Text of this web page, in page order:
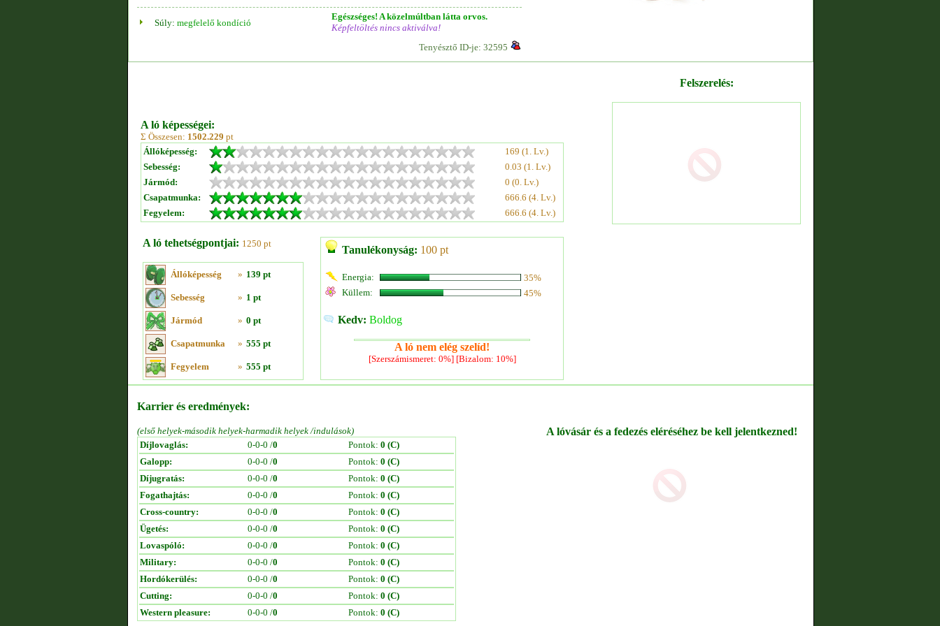
Súly: megfelelő kondíció
Egészséges! A közelmúltban látta orvos.
Képfeltöltés nincs aktiválva!
Tenyésztő ID-je: 32595
A ló képességei:
Σ Összesen: 1502.229 pt
Állóképesség:
169 (1. Lv.)
Sebesség:
0.03 (1. Lv.)
Jármód:
0 (0. Lv.)
Csapatmunka:
666.6 (4. Lv.)
Fegyelem:
666.6 (4. Lv.)
A ló tehetségpontjai: 1250 pt
Állóképesség » 139 pt
Sebesség » 1 pt
Jármód » 0 pt
Csapatmunka » 555 pt
Fegyelem » 555 pt
Tanulékonyság: 100 pt
Energia:
35%
Küllem:
45%
Kedv: Boldog
A ló nem elég szelíd!
[Szerszámismeret: 0%] [Bizalom: 10%]
Felszerelés:
Karrier és eredmények:
(első helyek-második helyek-harmadik helyek /indulások)
Díjlovaglás:
0-0-0 /0 Pontok: 0 (C)
Galopp:
0-0-0 /0 Pontok: 0 (C)
Díjugratás:
0-0-0 /0 Pontok: 0 (C)
Fogathajtás:
0-0-0 /0 Pontok: 0 (C)
Cross-country:
0-0-0 /0 Pontok: 0 (C)
Ügetés:
0-0-0 /0 Pontok: 0 (C)
Lovaspóló:
0-0-0 /0 Pontok: 0 (C)
Military:
0-0-0 /0 Pontok: 0 (C)
Hordókerülés:
0-0-0 /0 Pontok: 0 (C)
Cutting:
0-0-0 /0 Pontok: 0 (C)
Western pleasure:
0-0-0 /0 Pontok: 0 (C)
A lóvásár és a fedezés eléréséhez be kell jelentkezned!